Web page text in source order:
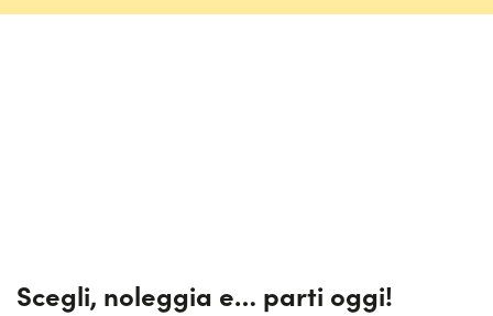
Scegli, noleggia e… parti oggi!